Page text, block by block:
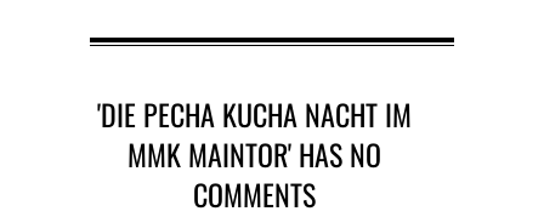
'DIE PECHA KUCHA NACHT IM
MMK MAINTOR' HAS NO
COMMENTS